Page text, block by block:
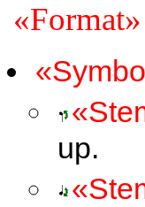
«Format»
up.